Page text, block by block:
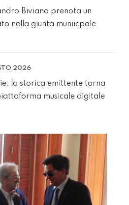
Biviano prenota un
nella giunta muniicpale
2026
la storica emittente torna
musicale digitale